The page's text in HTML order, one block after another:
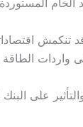
تنكمش
واردات الطاقة
على